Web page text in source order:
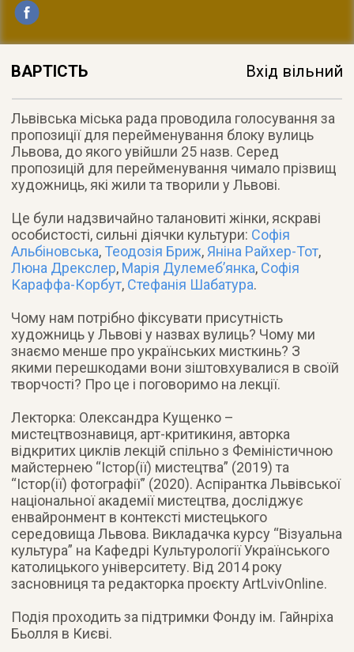
ВАРТІСТЬ Вхід вільний
Львівська міська рада проводила голосування за
пропозиції для перейменування блоку вулиць
Львова, до якого увійшли 25 назв. Серед
пропозицій для перейменування чимало прізвищ
художниць, які жили та творили у Львові.
Це були надзвичайно талановиті жінки, яскраві
особистості, сильні діячки культури: Софія
Альбіновська, Теодозія Бриж, Яніна Райхер-Тот,
Люна Дрекслер, Марія Дулемеб’янка, Софія
Караффа-Корбут, Стефанія Шабатура.
Чому нам потрібно фіксувати присутність
художниць у Львові у назвах вулиць? Чому ми
знаємо менше про українських мисткинь? З
якими перешкодами вони зіштовхувалися в своїй
творчості? Про це і поговоримо на лекції.
Лекторка: Олександра Кущенко –
мистецтвознавиця, арт-критикиня, авторка
відкритих циклів лекцій спільно з Феміністичною
майстернею “Істор(ії) мистецтва” (2019) та
“Істор(ії) фотографії” (2020). Аспірантка Львівської
національної академії мистецтва, досліджує
енвайронмент в контексті мистецького
середовища Львова. Викладачка курсу “Візуальна
культура” на Кафедрі Культурології Українського
католицького університету. Від 2014 року
засновниця та редакторка проєкту ArtLvivOnline.
Подія проходить за підтримки Фонду ім. Гайнріха
Бьолля в Києві.